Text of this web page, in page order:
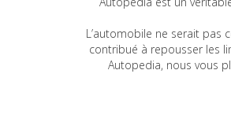
L’automobile ne serait pas
contribué à repousser les
Autopedia, nous vous